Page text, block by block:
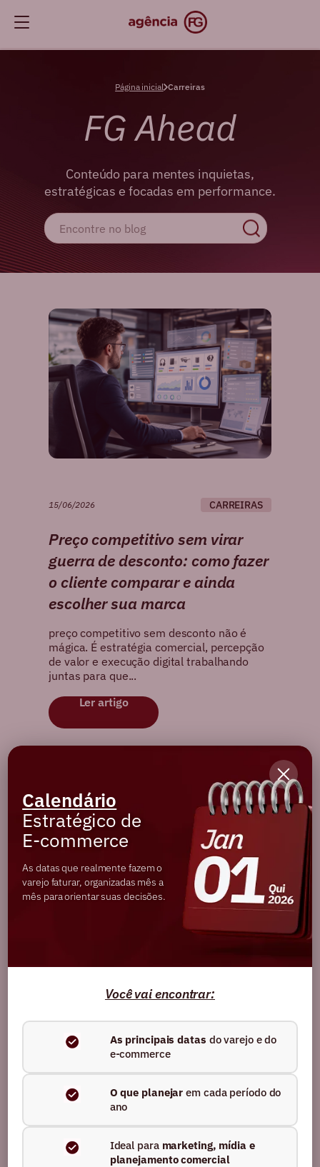
Página inicial Carreiras
FG Ahead
Conteúdo para mentes inquietas,
estratégicas e focadas em performance.
CARREIRAS
15/06/2026
Preço competitivo sem virar
guerra de desconto: como fazer
o cliente comparar e ainda
escolher sua marca
preço competitivo sem desconto não é
mágica. É estratégia comercial, percepção
de valor e execução digital trabalhando
juntas para que...
Ler artigo
Comportamento do
consumidor, e-commerce e o
papel dos influenciadores
digitais: o que marcas
precisam entender agora
As transformações no e-commerce não
são mais apenas sobre tecnologia ou
presença digital — são sobre pessoas. Mais
precisamente, sobre...
Calendário
Estratégico de
E-commerce
As datas que realmente fazem o
varejo faturar, organizadas mês a
mês para orientar suas decisões.
Você vai encontrar:
As principais datas do varejo e do
e-commerce
O que planejar em cada período do
ano
Ideal para marketing, mídia e
planejamento comercial